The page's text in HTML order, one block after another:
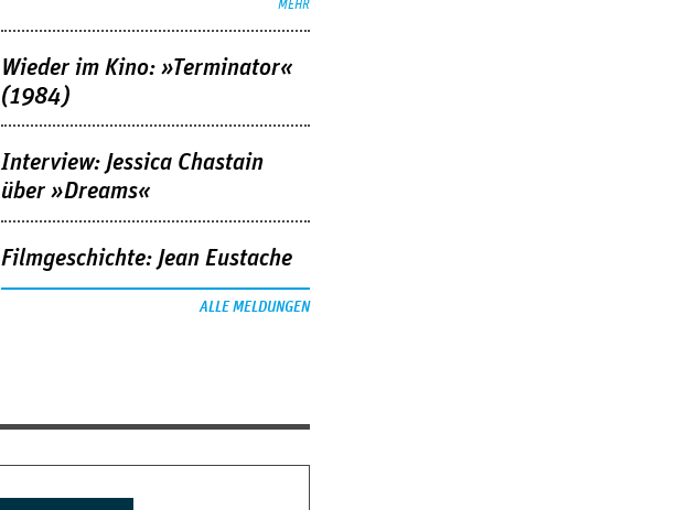
MEHR
Wieder im Kino: »Terminator«
(1984)
Interview: Jessica Chastain
über »Dreams«
Filmgeschichte: Jean Eustache
ALLE MELDUNGEN